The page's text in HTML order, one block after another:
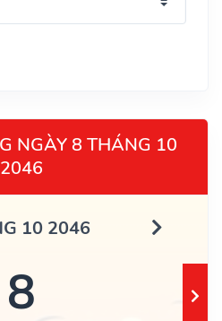
NGÀY 8 THÁNG 10
2046
10 2046
8